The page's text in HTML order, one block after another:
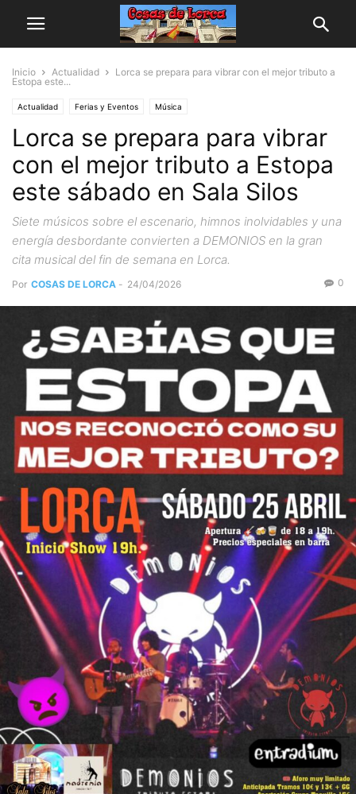
Inicio Actualidad
Lorca se prepara para vibrar con el mejor tributo a
Estopa este...
Actualidad Ferias y Eventos Música
Lorca se prepara para vibrar
con el mejor tributo a Estopa
este sábado en Sala Silos
Siete músicos sobre el escenario, himnos inolvidables y una
energía desbordante convierten a DEMONIOS en la gran
cita musical del fin de semana en Lorca.
Por COSAS DE LORCA - 24/04/2026 0